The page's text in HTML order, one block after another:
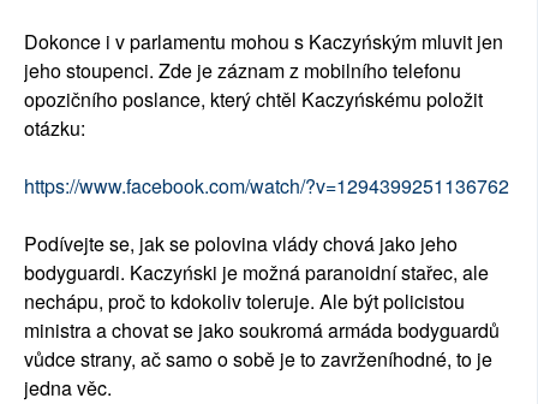
Dokonce i v parlamentu mohou s Kaczyńským mluvit jen
jeho stoupenci. Zde je záznam z mobilního telefonu
opozičního poslance, který chtěl Kaczyńskému položit
otázku:
https://www.facebook.com/watch/?v=1294399251136762
Podívejte se, jak se polovina vlády chová jako jeho
bodyguardi. Kaczyński je možná paranoidní stařec, ale
nechápu, proč to kdokoliv toleruje. Ale být policistou
ministra a chovat se jako soukromá armáda bodyguardů
vůdce strany, ač samo o sobě je to zavrženíhodné, to je
jedna věc.